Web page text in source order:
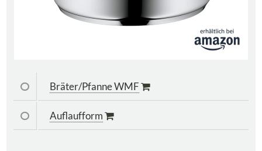
Bräter/Pfanne WMF
Auflaufform